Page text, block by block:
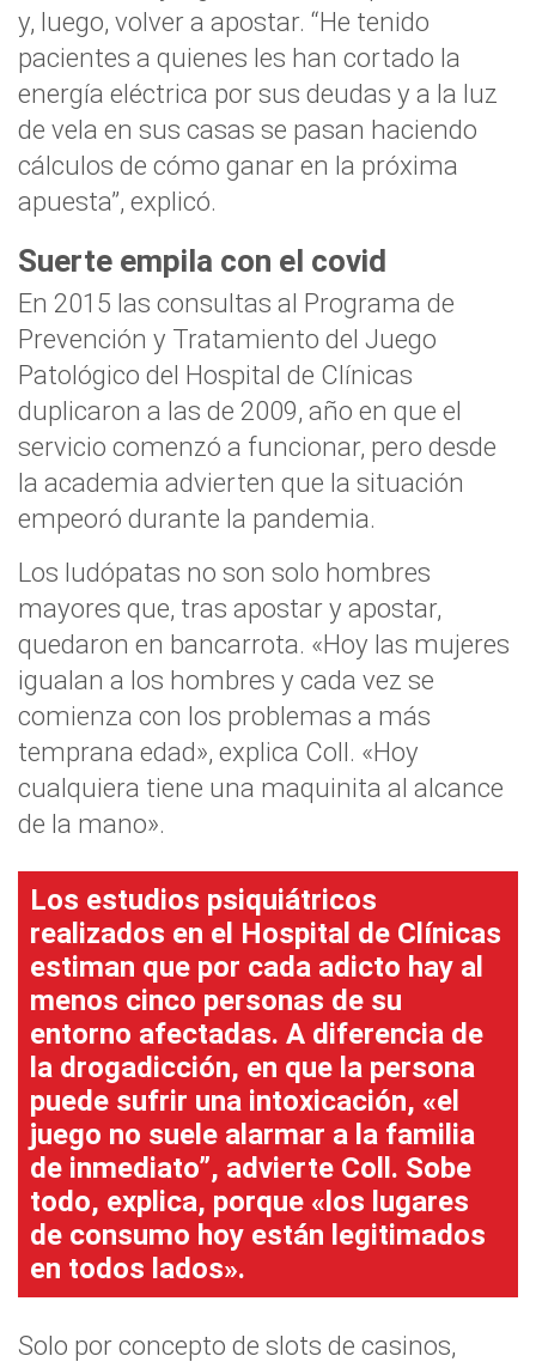
y, luego, volver a apostar. “He tenido
pacientes a quienes les han cortado la
energía eléctrica por sus deudas y a la luz
de vela en sus casas se pasan haciendo
cálculos de cómo ganar en la próxima
apuesta”, explicó.
Suerte empila con el covid
En 2015 las consultas al Programa de
Prevención y Tratamiento del Juego
Patológico del Hospital de Clínicas
duplicaron a las de 2009, año en que el
servicio comenzó a funcionar, pero desde
la academia advierten que la situación
empeoró durante la pandemia.
Los ludópatas no son solo hombres
mayores que, tras apostar y apostar,
quedaron en bancarrota. «Hoy las mujeres
igualan a los hombres y cada vez se
comienza con los problemas a más
temprana edad», explica Coll. «Hoy
cualquiera tiene una maquinita al alcance
de la mano».
Los estudios psiquiátricos
realizados en el Hospital de Clínicas
estiman que por cada adicto hay al
menos cinco personas de su
entorno afectadas. A diferencia de
la drogadicción, en que la persona
puede sufrir una intoxicación, «el
juego no suele alarmar a la familia
de inmediato”, advierte Coll. Sobe
todo, explica, porque «los lugares
de consumo hoy están legitimados
en todos lados».
Solo por concepto de slots de casinos,